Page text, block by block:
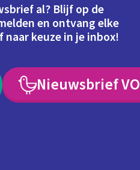
al? Blijf op de
en ontvang elke
keuze in je inbox!
Nieuwsbrief VO